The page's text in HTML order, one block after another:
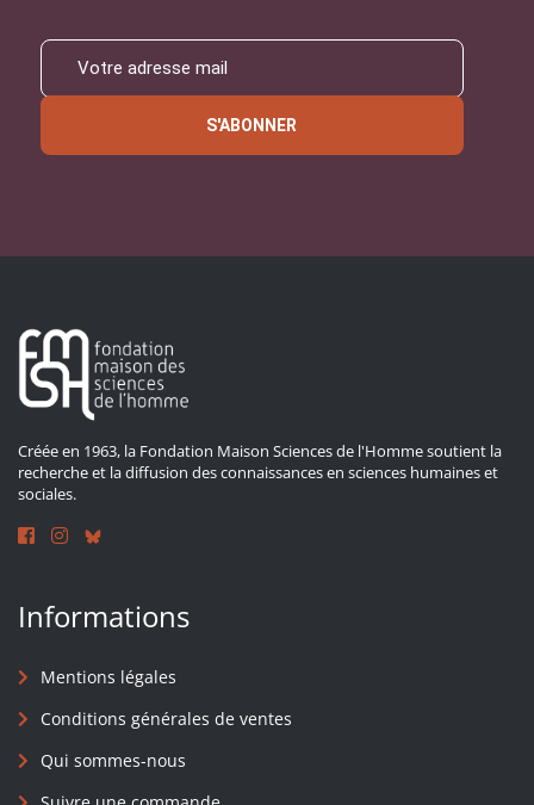
S'ABONNER
Créée en 1963, la Fondation Maison Sciences de l'Homme soutient la
recherche et la diffusion des connaissances en sciences humaines et
sociales.
Informations
Mentions légales
Conditions générales de ventes
Qui sommes-nous